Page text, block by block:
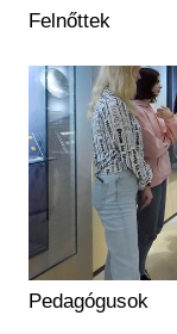
Felnőttek
Pedagógusok